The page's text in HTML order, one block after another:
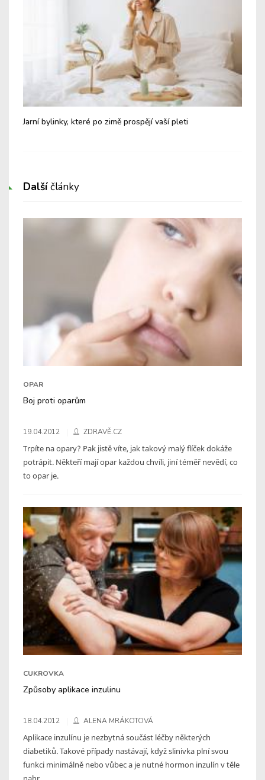
Jarní bylinky, které po zimě prospějí vaší pleti
Dalšíčlánky
OPAR
Boj proti oparům
19.04.2012 ZDRAVĚ.CZ
Trpíte na opary? Pak jistě víte, jak takový malý flíček dokáže
potrápit. Někteří mají opar každou chvíli, jiní téměř nevědí, co
to opar je.
CUKROVKA
Způsoby aplikace inzulinu
18.04.2012 ALENA MRÁKOTOVÁ
Aplikace inzulínu je nezbytná součást léčby některých
diabetiků. Takové případy nastávají, když slinivka plní svou
funkci minimálně nebo vůbec a je nutné hormon inzulín v těle